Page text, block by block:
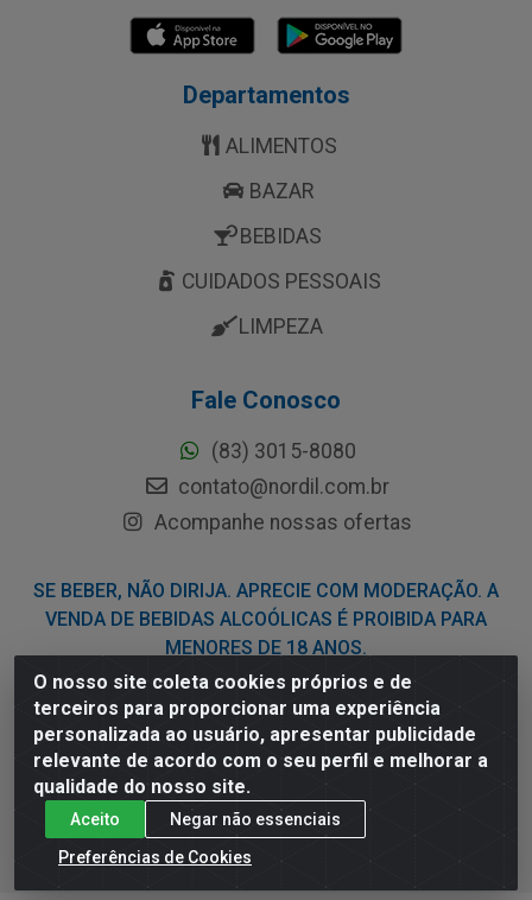
O nosso site coleta cookies próprios e de
terceiros para proporcionar uma experiência
personalizada ao usuário, apresentar publicidade
relevante de acordo com o seu perfil e melhorar a
qualidade do nosso site.
Aceito
Negar não essenciais
Preferências de Cookies
Departamentos
ALIMENTOS
BAZAR
BEBIDAS
CUIDADOS PESSOAIS
LIMPEZA
Fale Conosco
(83) 3015-8080
contato@nordil.com.br
Acompanhe nossas ofertas
SE BEBER, NÃO DIRIJA. APRECIE COM MODERAÇÃO. A
VENDA DE BEBIDAS ALCOÓLICAS É PROIBIDA PARA
MENORES DE 18 ANOS.
Nordil Distribuidora - Avenida Liberdade, 2738, Bloco F - Sesi -
Bayeux/PB - CEP 58.111-400 - CNPJ 03.775.813/0001-41